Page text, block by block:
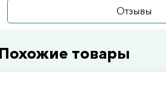
Отзывы
товары